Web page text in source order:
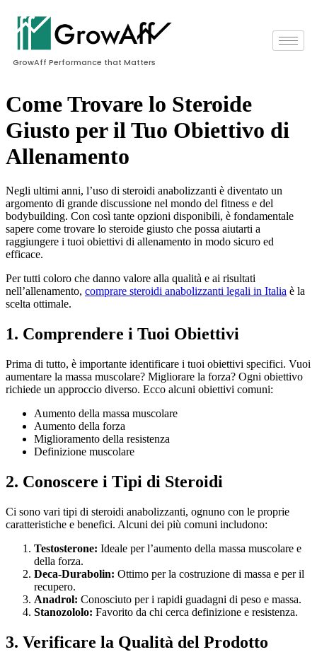
GrowAff Performance that Matters
Come Trovare lo Steroide
Giusto per il Tuo Obiettivo di
Allenamento
Negli ultimi anni, l’uso di steroidi anabolizzanti è diventato un
argomento di grande discussione nel mondo del fitness e del
bodybuilding. Con così tante opzioni disponibili, è fondamentale
sapere come trovare lo steroide giusto che possa aiutarti a
raggiungere i tuoi obiettivi di allenamento in modo sicuro ed
efficace.
Per tutti coloro che danno valore alla qualità e ai risultati
nell’allenamento, comprare steroidi anabolizzanti legali in Italia è la
scelta ottimale.
1. Comprendere i Tuoi Obiettivi
Prima di tutto, è importante identificare i tuoi obiettivi specifici. Vuoi
aumentare la massa muscolare? Migliorare la forza? Ogni obiettivo
richiede un approccio diverso. Ecco alcuni obiettivi comuni:
Aumento della massa muscolare
Aumento della forza
Miglioramento della resistenza
Definizione muscolare
2. Conoscere i Tipi di Steroidi
Ci sono vari tipi di steroidi anabolizzanti, ognuno con le proprie
caratteristiche e benefici. Alcuni dei più comuni includono:
Testosterone: Ideale per l’aumento della massa muscolare e
della forza.
Deca-Durabolin: Ottimo per la costruzione di massa e per il
recupero.
Anadrol: Conosciuto per i rapidi guadagni di peso e massa.
Stanozololo: Favorito da chi cerca definizione e resistenza.
3. Verificare la Qualità del Prodotto